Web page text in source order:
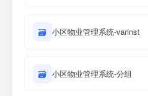
🗃 小区物业管理系统-varinst
🗃 小区物业管理系统-分组